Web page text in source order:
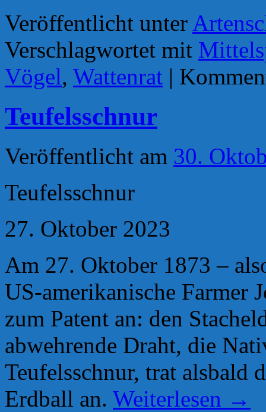
Veröffentlicht unter
Verschlagwortet mit
Vögel, Wattenrat |
Teufelsschnur
Veröffentlicht am 30.
Teufelsschnur
27. Oktober 2023
Am 27. Oktober 1873 –
US-amerikanische Farmer
zum Patent an: den
abwehrende Draht, die
Teufelsschnur, trat alsbald
Erdball an. Weiterlesen →